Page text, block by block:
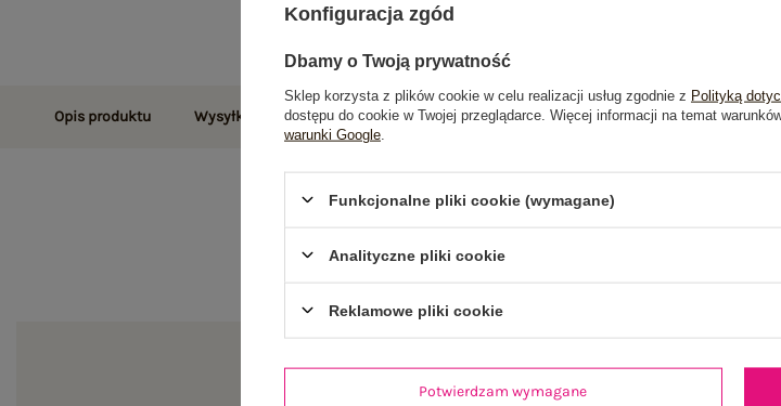
Opis produktu Wysyłka i dostawa Zwroty i reklamacje Opinie o produkcie(4)
Konfiguracja zgód
Dbamy o Twoją prywatność
Sklep korzysta z plików cookie w celu realizacji usług zgodnie z Polityką
dostępu do cookie w Twojej przeglądarce. Więcej informacji na temat
warunki Google
Funkcjonalne pliki cookie (wymagane)
Analityczne pliki cookie
Reklamowe pliki cookie
Potwierdzam wymagane